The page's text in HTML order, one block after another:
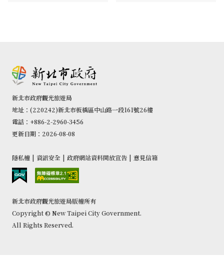
新北市政府觀光旅遊局
地址：(220242)新北市板橋區中山路一段161號26樓
電話：+886-2-2960-3456
更新日期：2026-08-08
隱私權 | 資訊安全 | 政府網站資料開放宣告 | 意見信箱
新北市政府觀光旅遊局版權所有
Copyright © New Taipei City Government.
All Rights Reserved.